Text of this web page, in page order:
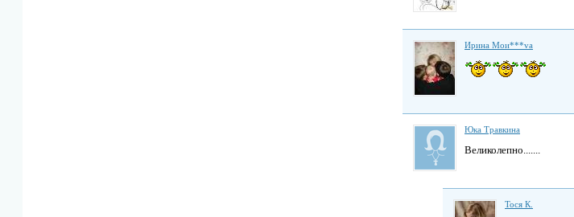
Ирина Мои***va
Юка Травкина
Великолепно.......
Тоcя К.